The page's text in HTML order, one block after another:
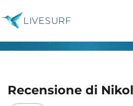
LIVESURF
Recensione di